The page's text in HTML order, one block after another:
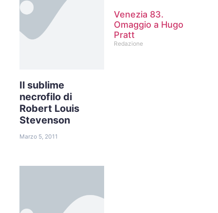
Il sublime
necrofilo di
Robert Louis
Stevenson
Marzo 5, 2011
Venezia 83.
Omaggio a Hugo
Pratt
Redazione